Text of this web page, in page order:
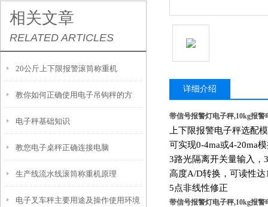
相关文章
RELATED ARTICLES
20公斤上下限报警滚筒称重机
教你如何正确使用电子吊钩秤的方
法？
电子秤基础知识
教您电子桌秤正确连接电脑
生产线流水线滚筒称重机原理
电子叉车秤主要用途及操作使用环境
详细介绍
带信号报警灯电子秤,10kg报警
上下限报警电子秤选配
可实现0-4ma或4-20ma
3路光隔离开关量输入，
高度A/D转换，可读性
5点非线性修正
带信号报警灯电子秤,10kg报警